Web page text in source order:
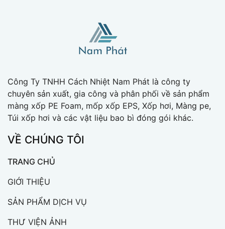
Công Ty TNHH Cách Nhiệt Nam Phát là công ty
chuyên sản xuất, gia công và phân phối về sản phẩm
màng xốp PE Foam, mốp xốp EPS, Xốp hơi, Màng pe,
Túi xốp hơi và các vật liệu bao bì đóng gói khác.
VỀ CHÚNG TÔI
TRANG CHỦ
GIỚI THIỆU
SẢN PHẨM DỊCH VỤ
THƯ VIỆN ẢNH